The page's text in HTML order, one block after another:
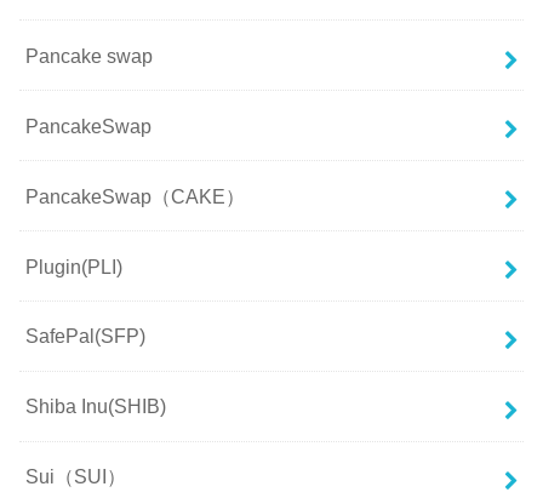
Pancake swap
PancakeSwap
PancakeSwap（CAKE）
Plugin(PLI)
SafePal(SFP)
Shiba Inu(SHIB)
Sui（SUI）